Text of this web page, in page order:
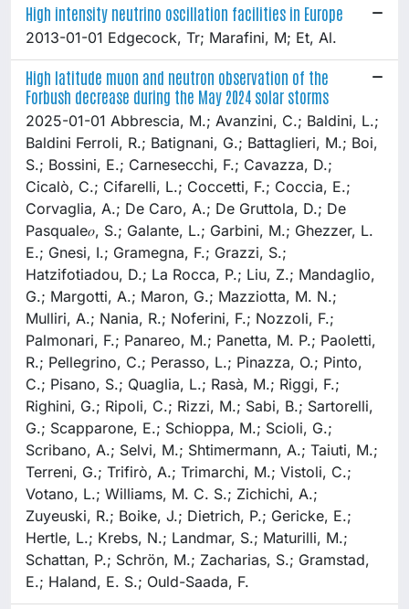
High intensity neutrino oscillation facilities in Europe
2013-01-01 Edgecock, Tr; Marafini, M; Et, Al.
High latitude muon and neutron observation of the
Forbush decrease during the May 2024 solar storms
2025-01-01 Abbrescia, M.; Avanzini, C.; Baldini, L.;
Baldini Ferroli, R.; Batignani, G.; Battaglieri, M.; Boi,
S.; Bossini, E.; Carnesecchi, F.; Cavazza, D.;
Cicalò, C.; Cifarelli, L.; Coccetti, F.; Coccia, E.;
Corvaglia, A.; De Caro, A.; De Gruttola, D.; De
Pasquale𝑜, S.; Galante, L.; Garbini, M.; Ghezzer, L.
E.; Gnesi, I.; Gramegna, F.; Grazzi, S.;
Hatzifotiadou, D.; La Rocca, P.; Liu, Z.; Mandaglio,
G.; Margotti, A.; Maron, G.; Mazziotta, M. N.;
Mulliri, A.; Nania, R.; Noferini, F.; Nozzoli, F.;
Palmonari, F.; Panareo, M.; Panetta, M. P.; Paoletti,
R.; Pellegrino, C.; Perasso, L.; Pinazza, O.; Pinto,
C.; Pisano, S.; Quaglia, L.; Rasà, M.; Riggi, F.;
Righini, G.; Ripoli, C.; Rizzi, M.; Sabi, B.; Sartorelli,
G.; Scapparone, E.; Schioppa, M.; Scioli, G.;
Scribano, A.; Selvi, M.; Shtimermann, A.; Taiuti, M.;
Terreni, G.; Trifirò, A.; Trimarchi, M.; Vistoli, C.;
Votano, L.; Williams, M. C. S.; Zichichi, A.;
Zuyeuski, R.; Boike, J.; Dietrich, P.; Gericke, E.;
Hertle, L.; Krebs, N.; Landmar, S.; Maturilli, M.;
Schattan, P.; Schrön, M.; Zacharias, S.; Gramstad,
E.; Haland, E. S.; Ould-Saada, F.